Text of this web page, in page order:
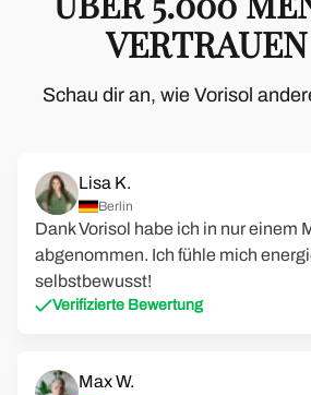
Schau dir an, wie Vorisol
Lisa K.
Berlin
Dank Vorisol habe ich in nur einem
abgenommen. Ich fühle mich
selbstbewusst!
Verifizierte Bewertung
Max W.